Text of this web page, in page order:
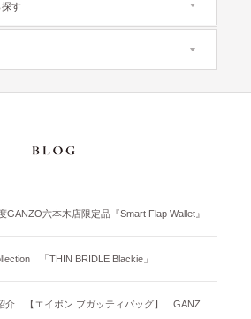
す
GANZO六本木店限定品『Smart Flap Wallet』
「THIN BRIDLE Blackie」